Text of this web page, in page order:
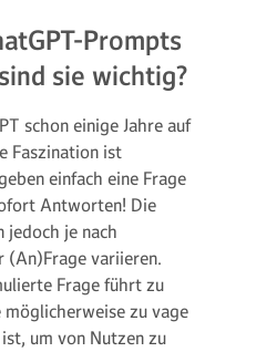
Prompts
sie wichtig?
schon einige Jahre auf
Faszination ist
einfach eine Frage
Antworten! Die
jedoch je nach
(An)Frage variieren.
Frage führt zu
zu vage
um von Nutzen zu